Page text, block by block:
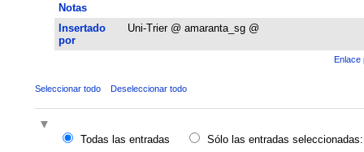
Notas
Insertado
por
Uni-Trier @ amaranta_sg @
Enlace
Seleccionar todo Deseleccionar todo
Todas las entradas
Sólo las entradas seleccionadas: